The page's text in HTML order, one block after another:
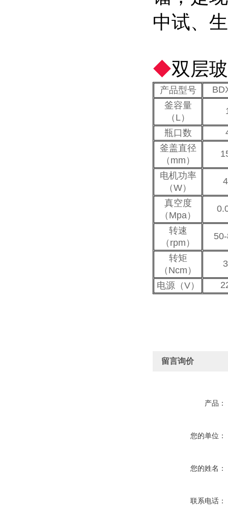
中试、
◆双层
产品型号
釜容量
（L）
瓶口数
釜盖直径
（mm）
电机功率
（W）
真空度
（Mpa）
转速
（rpm）
转矩
（Ncm）
电源（V）
留言询价
产品：
您的单位：
您的姓名：
联系电话：